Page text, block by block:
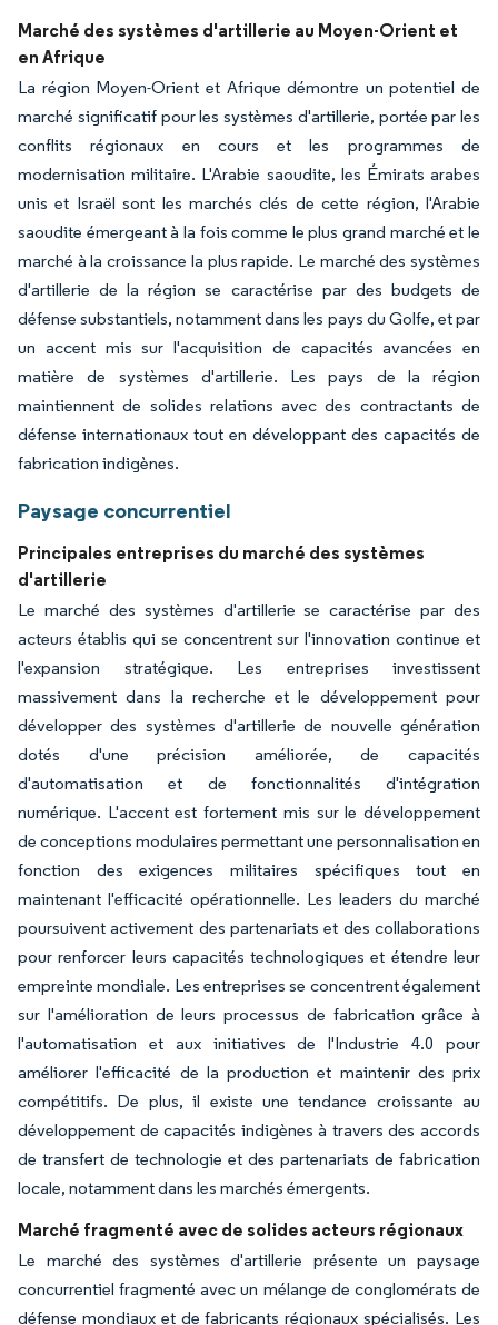
Marché des systèmes d'artillerie au Moyen-Orient et
en Afrique
La région Moyen-Orient et Afrique démontre un potentiel de
marché significatif pour les systèmes d'artillerie, portée par les
conflits régionaux en cours et les programmes de
modernisation militaire. L'Arabie saoudite, les Émirats arabes
unis et Israël sont les marchés clés de cette région, l'Arabie
saoudite émergeant à la fois comme le plus grand marché et le
marché à la croissance la plus rapide. Le marché des systèmes
d'artillerie de la région se caractérise par des budgets de
défense substantiels, notamment dans les pays du Golfe, et par
un accent mis sur l'acquisition de capacités avancées en
matière de systèmes d'artillerie. Les pays de la région
maintiennent de solides relations avec des contractants de
défense internationaux tout en développant des capacités de
fabrication indigènes.
Paysage concurrentiel
Principales entreprises du marché des systèmes
d'artillerie
Le marché des systèmes d'artillerie se caractérise par des
acteurs établis qui se concentrent sur l'innovation continue et
l'expansion stratégique. Les entreprises investissent
massivement dans la recherche et le développement pour
développer des systèmes d'artillerie de nouvelle génération
dotés d'une précision améliorée, de capacités
d'automatisation et de fonctionnalités d'intégration
numérique. L'accent est fortement mis sur le développement
de conceptions modulaires permettant une personnalisation en
fonction des exigences militaires spécifiques tout en
maintenant l'efficacité opérationnelle. Les leaders du marché
poursuivent activement des partenariats et des collaborations
pour renforcer leurs capacités technologiques et étendre leur
empreinte mondiale. Les entreprises se concentrent également
sur l'amélioration de leurs processus de fabrication grâce à
l'automatisation et aux initiatives de l'Industrie 4.0 pour
améliorer l'efficacité de la production et maintenir des prix
compétitifs. De plus, il existe une tendance croissante au
développement de capacités indigènes à travers des accords
de transfert de technologie et des partenariats de fabrication
locale, notamment dans les marchés émergents.
Marché fragmenté avec de solides acteurs régionaux
Le marché des systèmes d'artillerie présente un paysage
concurrentiel fragmenté avec un mélange de conglomérats de
défense mondiaux et de fabricants régionaux spécialisés. Les